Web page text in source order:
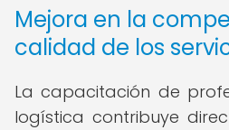
Mejora en la
calidad de los
La capacitación de
logística contribuye